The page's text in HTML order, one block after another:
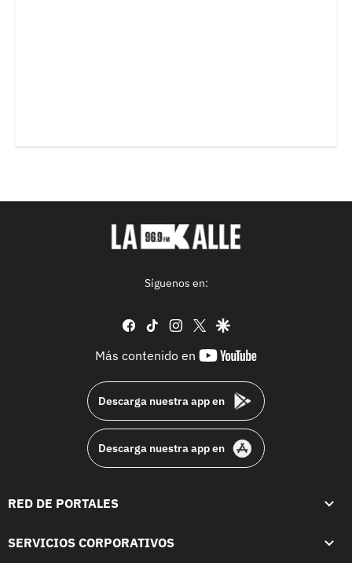
Síguenos en:
facebook
tiktok instagram
twittergoogle
Más contenido en
youtube-
Descarga nuestra app en
Descarga nuestra app en
RED DE PORTALES
SERVICIOS CORPORATIVOS